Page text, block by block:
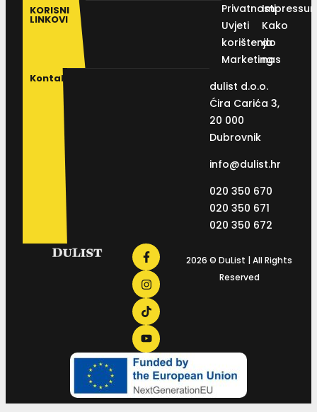
KORISNI
LINKOVI
Privatnosti
Uvjeti
korištenja
Marketing
Kako
do
nas
Kontakt
dulist d.o.o.
Ćira Carića 3,
20 000
Dubrovnik
info@dulist.hr
020 350 670
020 350 671
020 350 672
2026 © DuList | All Rights
Reserved